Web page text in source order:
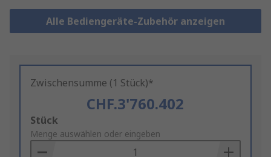
Alle Bediengeräte-Zubehör anzeigen
Zwischensumme (1 Stück)*
CHF.3'760.402
Add
to
Basket
Stück
Menge auswählen oder eingeben